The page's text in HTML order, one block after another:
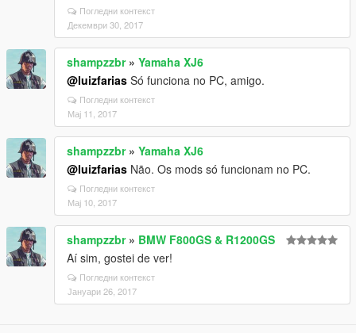
Погледни контекст
Декември 30, 2017
shampzzbr» Yamaha XJ6
@luizfarias Só funciona no PC, amigo.
Погледни контекст
Мај 11, 2017
shampzzbr» Yamaha XJ6
@luizfarias Não. Os mods só funcionam no PC.
Погледни контекст
Мај 10, 2017
shampzzbr» BMW F800GS & R1200GS
Aí sim, gostei de ver!
Погледни контекст
Јануари 26, 2017